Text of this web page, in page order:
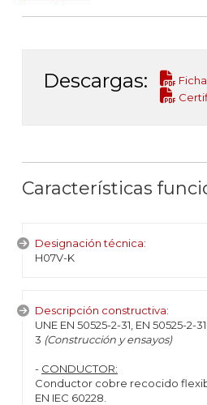
Descargas:
Características
Designación técnica:
H07V-K
Descripción constructiva:
UNE EN 50525-2-31, EN 50525-2-
3 (Construcción y ensayos)
- CONDUCTOR:
Conductor cobre recocido
EN IEC 60228.